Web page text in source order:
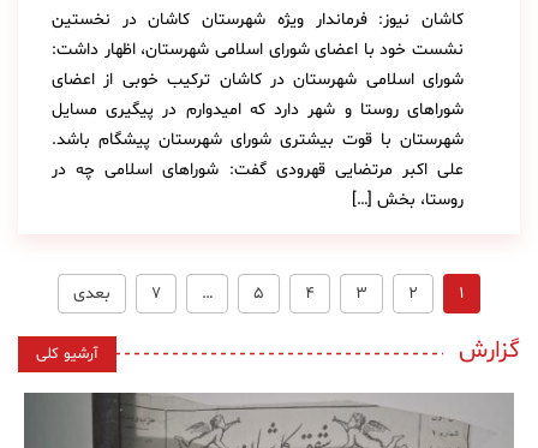
کاشان نیوز: فرماندار ویژه شهرستان کاشان در نخستین
نشست خود با اعضای شورای اسلامی شهرستان، اظهار داشت:
شورای اسلامی شهرستان در کاشان ترکیب خوبی از اعضای
شوراهای روستا و شهر دارد که امیدوارم در پیگیری مسایل
شهرستان با قوت بیشتری شورای شهرستان پیشگام باشد.
علی اکبر مرتضایی قهرودی گفت: شوراهای اسلامی چه در
روستا، بخش […]
1
2
3
4
5
…
7 بعدی
گزارش آرشیو کلی